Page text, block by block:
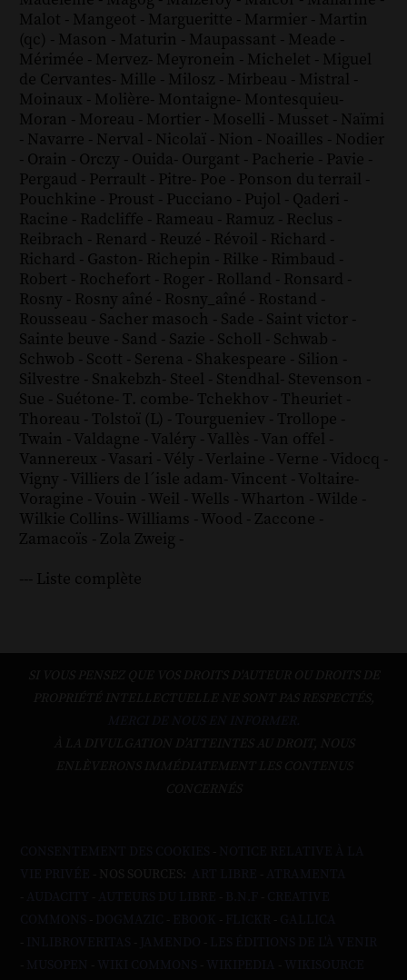
Malot - Mangeot - Margueritte - Marmier - Martin
(qc) - Mason - Maturin - Maupassant - Meade -
Mérimée - Mervez- Meyronein - Michelet - Miguel
de Cervantes- Mille - Milosz - Mirbeau - Mistral -
Moinaux - Molière- Montaigne- Montesquieu-
Moran - Moreau - Mortier - Moselli - Musset - Naïmi
- Navarre - Nerval - Nicolaï - Nion - Noailles - Nodier
- Orain - Orczy - Ouida- Ourgant - Pacherie - Pavie -
Pergaud - Perrault - Pitre- Poe - Ponson du terrail -
Pouchkine - Proust - Pucciano - Pujol - Qaderi -
Racine - Radcliffe - Rameau - Ramuz - Reclus -
Reibrach - Renard - Reuzé - Révoil - Richard -
Richard - Gaston- Richepin - Rilke - Rimbaud -
Robert - Rochefort - Roger - Rolland - Ronsard -
Rosny - Rosny aîné - Rosny_aîné - Rostand -
Rousseau - Sacher masoch - Sade - Saint victor -
Sainte beuve - Sand - Sazie - Scholl - Schwab -
Schwob - Scott - Serena - Shakespeare - Silion -
Silvestre - Snakebzh- Steel - Stendhal- Stevenson -
Sue - Suétone- T. combe- Tchekhov - Theuriet -
Thoreau - Tolstoï (L) - Tourgueniev - Trollope -
Twain - Valdagne - Valéry - Vallès - Van offel -
Vannereux - Vasari - Vély - Verlaine - Verne - Vidocq -
Vigny - Villiers de l´isle adam- Vincent - Voltaire-
Voragine - Vouin - Weil - Wells - Wharton - Wilde -
Wilkie Collins- Williams - Wood - Zaccone -
Zamacoïs - Zola Zweig -
--- Liste complète